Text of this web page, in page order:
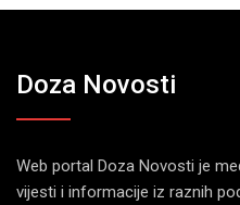
Doza Novosti
Web portal Doza Novosti je
vijesti i informacije iz raznih